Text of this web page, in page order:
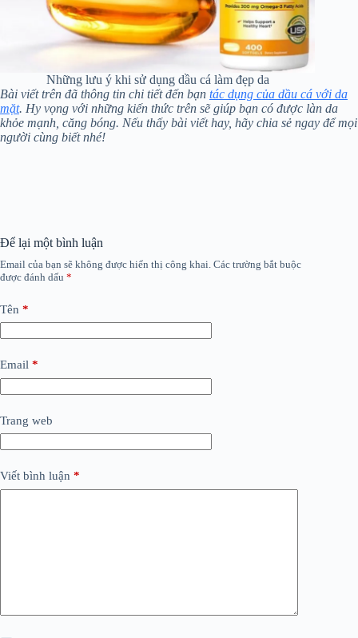
Những lưu ý khi sử dụng dầu cá làm đẹp da
Bài viết trên đã thông tin chi tiết đến bạn tác dụng của dầu cá với da
mặt. Hy vọng với những kiến thức trên sẽ giúp bạn có được làn da
khỏe mạnh, căng bóng. Nếu thấy bài viết hay, hãy chia sẻ ngay để mọi
người cùng biết nhé!
Để lại một bình luận
Email của bạn sẽ không được hiển thị công khai. Các trường bắt buộc
được đánh dấu *
Tên *
Email *
Trang web
Viết bình luận *